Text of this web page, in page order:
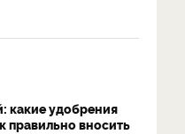
какие удобрения
правильно вносить